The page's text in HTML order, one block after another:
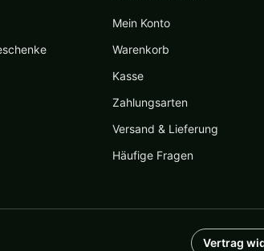
Mein Konto
Warenkorb
Kasse
Zahlungsarten
Versand & Lieferung
Häufige Fragen
Vertrag